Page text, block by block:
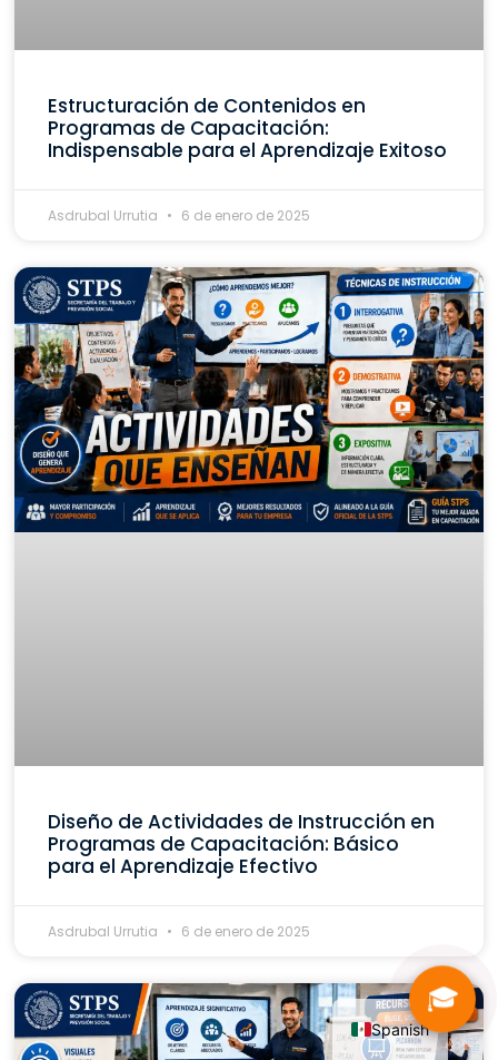
Estructuración de Contenidos en
Programas de Capacitación:
Indispensable para el Aprendizaje Exitoso
Asdrubal Urrutia 6 de enero de 2025
Diseño de Actividades de Instrucción en
Programas de Capacitación: Básico
para el Aprendizaje Efectivo
Asdrubal Urrutia 6 de enero de 2025
🎓
Spanish